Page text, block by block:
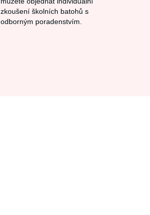
zkoušení školních batohů s
odborným poradenstvím.